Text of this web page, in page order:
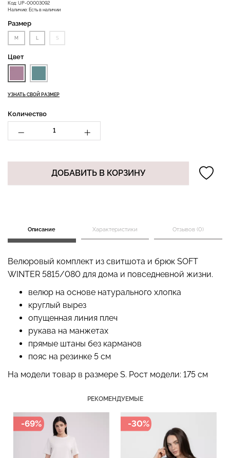
Код: UP-00003092
Наличие: Есть в наличии
Размер
M L S
Цвет
УЗНАТЬ СВОЙ РАЗМЕР
Количество
ДОБАВИТЬ В КОРЗИНУ
Описание Характеристики Отзывов (0)
Велюровый комплект из свитшота и брюк SOFT
WINTER 5815/080 для дома и повседневной жизни.
велюр на основе натурального хлопка
круглый вырез
опущенная линия плеч
рукава на манжетах
прямые штаны без карманов
пояс на резинке 5 см
На модели товар в размере S. Рост модели: 175 см
РЕКОМЕНДУЕМЫЕ
-69% -30%
STRING BRIEFS (черный)
CAMI TOP RIB white
(белый) Giulia
299 грн.499 грн.
бретелях CAMI TOP
(белый) Giulia
279 грн.399 грн.